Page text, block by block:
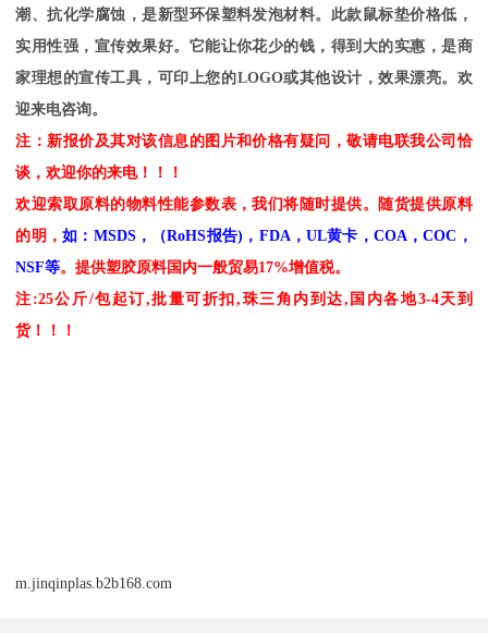
潮、抗化学腐蚀，是新型环保塑料发泡材料。此款鼠标垫价格低，
实用性强，宣传效果好。它能让你花少的钱，得到大的实惠，是商
家理想的宣传工具，可印上您的LOGO或其他设计，效果漂亮。欢
迎来电咨询。
注：新报价及其对该信息的图片和价格有疑问，敬请电联我公司恰
谈，欢迎你的来电！！！
欢迎索取原料的物料性能参数表，我们将随时提供。随货提供原料
的明，如： MSDS，（RoHS报告)，FDA，UL黄卡，COA，COC，
NSF等。提供塑胶原料国内一般贸易17%增值税。
注 :25公斤/包起订,批量可折扣,珠三角内到达,国内各地3-4天到
货！！！
m.jinqinplas.b2b168.com